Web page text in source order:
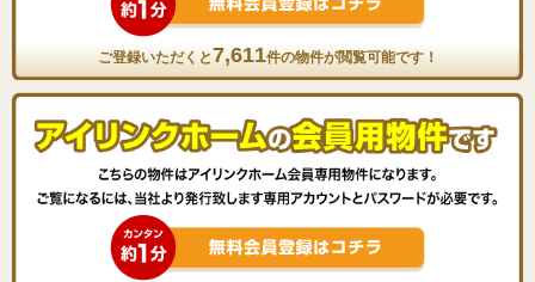
ご登録いただくと7,611件の物件が閲覧可能です！